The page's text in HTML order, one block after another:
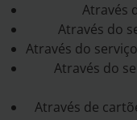
Através
Através do
Através do
Através do
Através de